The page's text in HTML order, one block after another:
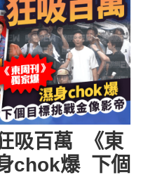
吸百萬 《東
chok爆 下個